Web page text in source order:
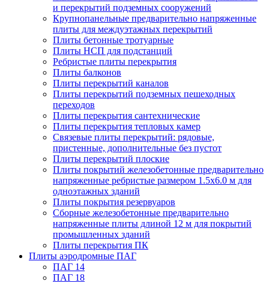
и перекрытий подземных сооружений
Крупнопанельные предварительно напряженные
плиты для междуэтажных перекрытий
Плиты бетонные тротуарные
Плиты НСП для подстанций
Ребристые плиты перекрытия
Плиты балконов
Плиты перекрытий каналов
Плиты перекрытий подземных пешеходных
переходов
Плиты перекрытия сантехнические
Плиты перекрытия тепловых камер
Связевые плиты перекрытий: рядовые,
пристенные, дополнительные без пустот
Плиты перекрытий плоские
Плиты покрытий железобетонные предварительно
напряженные ребристые размером 1.5х6.0 м для
одноэтажных зданий
Плиты покрытия резервуаров
Сборные железобетонные предварительно
напряженные плиты длиной 12 м для покрытий
промышленных зданий
Плиты перекрытия ПК
Плиты аэродромные ПАГ
ПАГ 14
ПАГ 18